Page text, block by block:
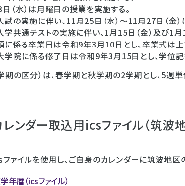
（水）は月曜日の授業を実施する。
試の実施に伴い、11月25日（水）～11月27日（金）
学共通テストの実施に伴い、1月15日（金）及び1月
に係る卒業日は令和9年3月10日とし、卒業式は上
学院に係る修了日は令和9年3月15日とし、学位
の区分）は、春学期と秋学期の2学期とし、5週単
ンダー取込用icsファイル（筑波地
ァイルを使用し、ご自身のカレンダーに筑波地区
年暦（icsファイル）